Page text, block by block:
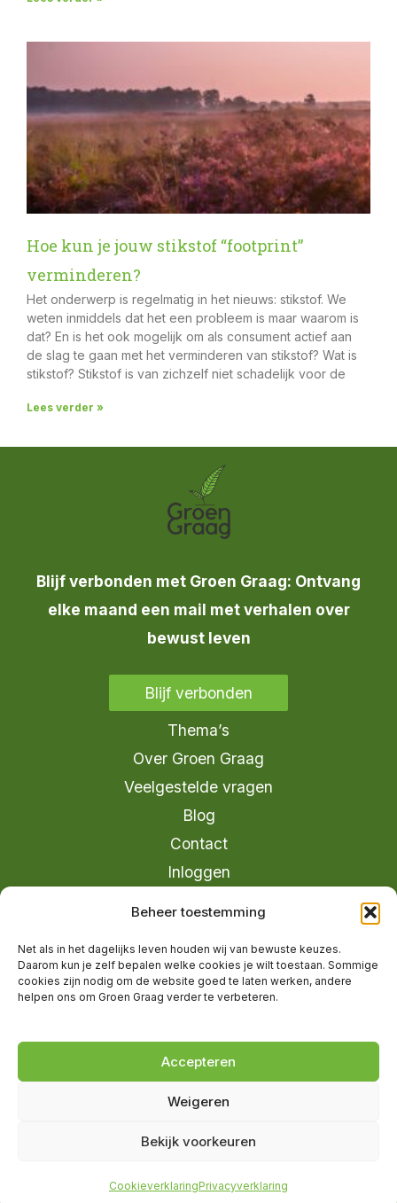
Beheer toestemming
Net als in het dagelijks leven houden wij van bewuste keuzes.
Daarom kun je zelf bepalen welke cookies je wilt toestaan. Sommige
cookies zijn nodig om de website goed te laten werken, andere
helpen ons om Groen Graag verder te verbeteren.
Accepteren
Weigeren
Bekijk voorkeuren
CookieverklaringPrivacyverklaring
Hoe kun je jouw stikstof “footprint”
verminderen?
Het onderwerp is regelmatig in het nieuws: stikstof. We
weten inmiddels dat het een probleem is maar waarom is
dat? En is het ook mogelijk om als consument actief aan
de slag te gaan met het verminderen van stikstof? Wat is
stikstof? Stikstof is van zichzelf niet schadelijk voor de
Lees verder »
Blijf verbonden met Groen Graag: Ontvang
elke maand een mail met verhalen over
bewust leven
Blijf verbonden
Thema’s
Over Groen Graag
Veelgestelde vragen
Blog
Contact
Inloggen
info@groengraag.nl
Ervaringen van leden op Trustpilot
Marketing
Groen Graag is onderdeel van Moreau
Management B.V.